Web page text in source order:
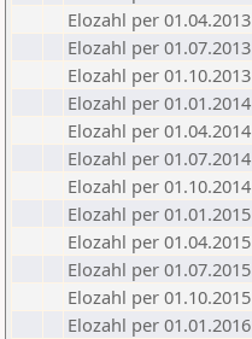
Elozahl per 01.04.2013
Elozahl per 01.07.2013
Elozahl per 01.10.2013
Elozahl per 01.01.2014
Elozahl per 01.04.2014
Elozahl per 01.07.2014
Elozahl per 01.10.2014
Elozahl per 01.01.2015
Elozahl per 01.04.2015
Elozahl per 01.07.2015
Elozahl per 01.10.2015
Elozahl per 01.01.2016